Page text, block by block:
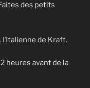
des petits
de Kraft.
heures avant de la